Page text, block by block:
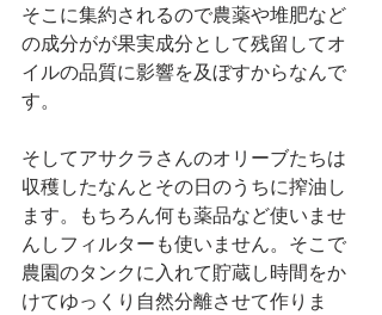
そこに集約されるので農薬や堆肥など
の成分がが果実成分として残留してオ
イルの品質に影響を及ぼすからなんで
す。
そしてアサクラさんのオリーブたちは
収穫したなんとその日のうちに搾油し
ます。もちろん何も薬品など使いませ
んしフィルターも使いません。そこで
農園のタンクに入れて貯蔵し時間をか
けてゆっくり自然分離させて作りま